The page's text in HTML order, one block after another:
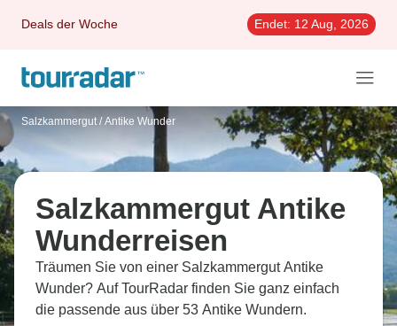
Deals der Woche Endet: 12 Aug, 2026
Salzkammergut / Antike Wunder
Salzkammergut Antike
Wunderreisen
Träumen Sie von einer Salzkammergut Antike
Wunder? Auf TourRadar finden Sie ganz einfach
die passende aus über 53 Antike Wundern.